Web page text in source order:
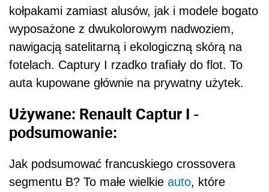
kołpakami zamiast alusów, jak i modele bogato
wyposażone z dwukolorowym nadwoziem,
nawigacją satelitarną i ekologiczną skórą na
fotelach. Captury I rzadko trafiały do flot. To
auta kupowane głównie na prywatny użytek.
Używane: Renault Captur I -
podsumowanie:
Jak podsumować francuskiego crossovera
segmentu B? To małe wielkie auto, które